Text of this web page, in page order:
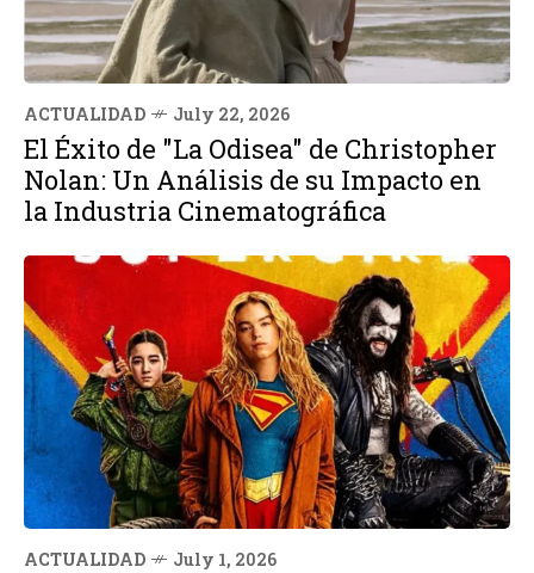
ACTUALIDAD July 22, 2026
El Éxito de "La Odisea" de Christopher
Nolan: Un Análisis de su Impacto en
la Industria Cinematográfica
ACTUALIDAD July 1, 2026